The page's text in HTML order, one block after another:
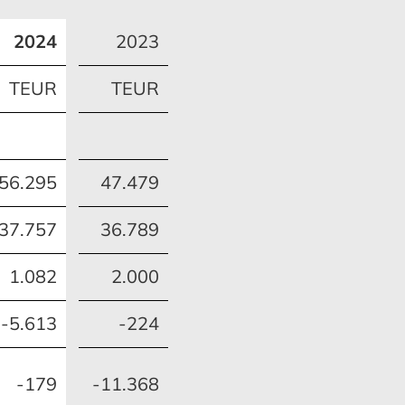
Entwicklung des
Konzernanlagevermögens
MEHR ERFAHREN
Finanzierung
MEHR ERFAHREN
Ausblick
2024 2023
TEUR TEUR
56.295 47.479
37.757 36.789
1.082 2.000
-5.613 -224
-179 -11.368
und Ertragslage
Ausblick